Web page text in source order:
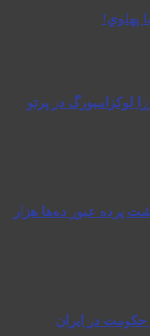
پهلوي!
لوکزامبورگ در پرتو
پرده عبور ده‌ها هزار
در ایران